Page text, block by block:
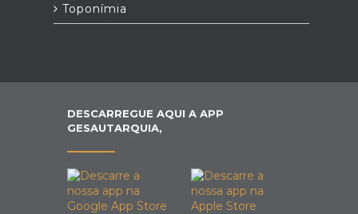
Toponímia
DESCARREGUE AQUI A APP
GESAUTARQUIA,